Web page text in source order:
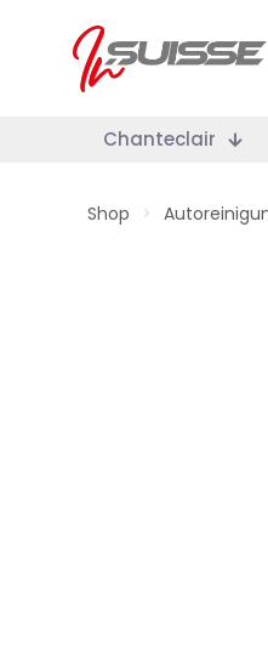
Chanteclair
Shop >